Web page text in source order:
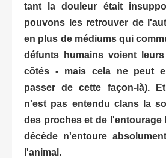
tant la douleur était
pouvons les retrouver de
en plus de médiums qui
défunts humains voient
côtés - mais cela ne peut
passer de cette façon-là).
n'est pas entendu clans la
des proches et de l'entourage
décède n'entoure
l'animal.